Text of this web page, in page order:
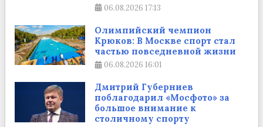
06.08.2026 17:13
Олимпийский чемпион
Крюков: В Москве спорт стал
частью повседневной жизни
06.08.2026 16:01
Дмитрий Губерниев
поблагодарил «Мосфото» за
большое внимание к
столичному спорту